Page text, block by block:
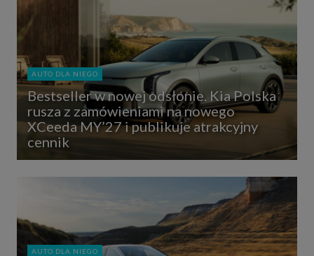
AUTO DLA NIEGO
Bestseller w nowej odsłonie. Kia Polska
rusza z zamówieniami na nowego
XCeeda MY’27 i publikuje atrakcyjny
cennik
AUTO DLA NIEGO